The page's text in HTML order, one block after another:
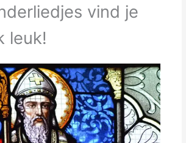
vind je
leuk!